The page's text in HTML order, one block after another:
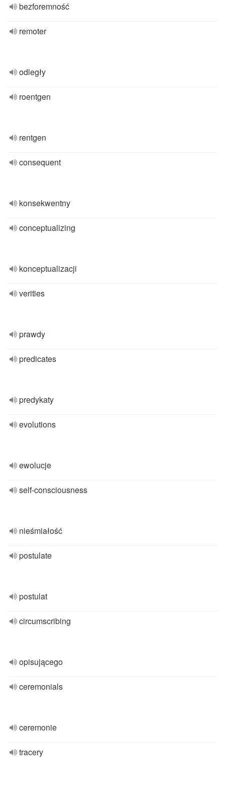
bezforemność
remoter
odległy
roentgen
rentgen
consequent
konsekwentny
conceptualizing
konceptualizacji
verities
prawdy
predicates
predykaty
evolutions
ewolucje
self-consciousness
nieśmiałość
postulate
postulat
circumscribing
opisującego
ceremonials
ceremonie
tracery